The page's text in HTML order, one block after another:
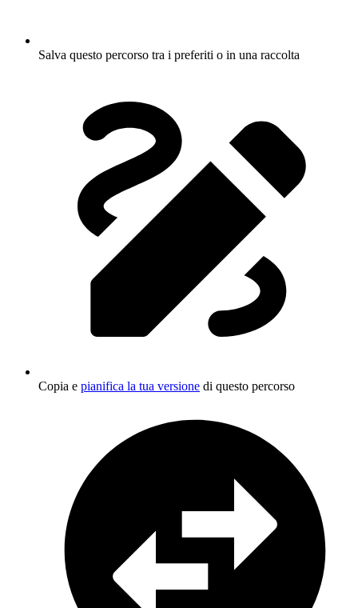
Salva questo percorso tra i preferiti o in una raccolta
Copia e pianifica la tua versione di questo percorso